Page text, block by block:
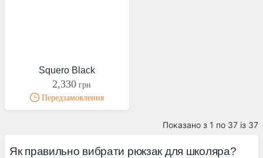
Squero Black
2,330 грн
Передзамовлення
Показано з 1 по 37 із 37
Як правильно вибрати рюкзак для школяра?